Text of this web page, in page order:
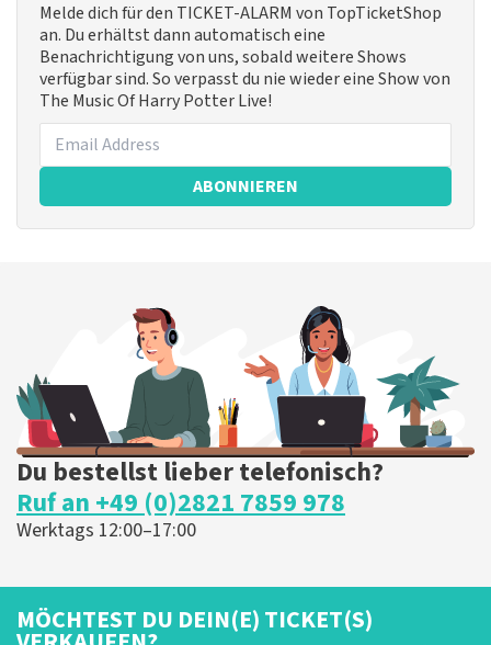
Melde dich für den TICKET-ALARM von TopTicketShop
an. Du erhältst dann automatisch eine
Benachrichtigung von uns, sobald weitere Shows
verfügbar sind. So verpasst du nie wieder eine Show von
The Music Of Harry Potter Live!
ABONNIEREN
Du bestellst lieber telefonisch?
Ruf an +49 (0)2821 7859 978
Werktags 12:00–17:00
MÖCHTEST DU DEIN(E) TICKET(S)